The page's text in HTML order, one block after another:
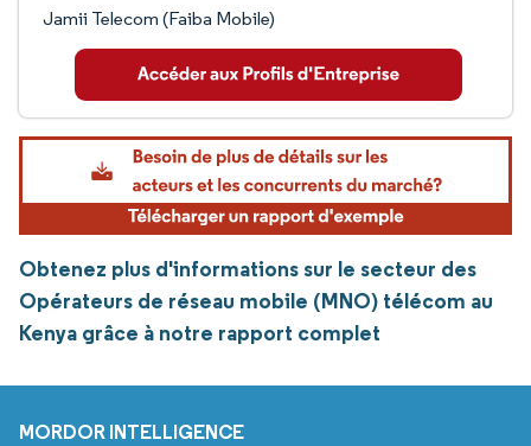
Jamii Telecom (Faiba Mobile)
Obtenez plus d'informations sur le secteur des
Opérateurs de réseau mobile (MNO) télécom au
Kenya grâce à notre rapport complet
MORDOR INTELLIGENCE